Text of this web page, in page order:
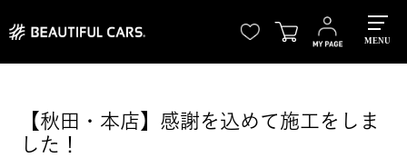
MENU
【秋田・本店】感謝を込めて施工をしま
した！